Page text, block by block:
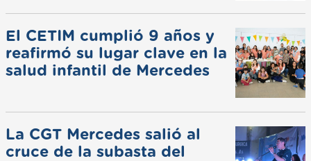
El CETIM cumplió 9 años y
reafirmó su lugar clave en la
salud infantil de Mercedes
La CGT Mercedes salió al
cruce de la subasta del